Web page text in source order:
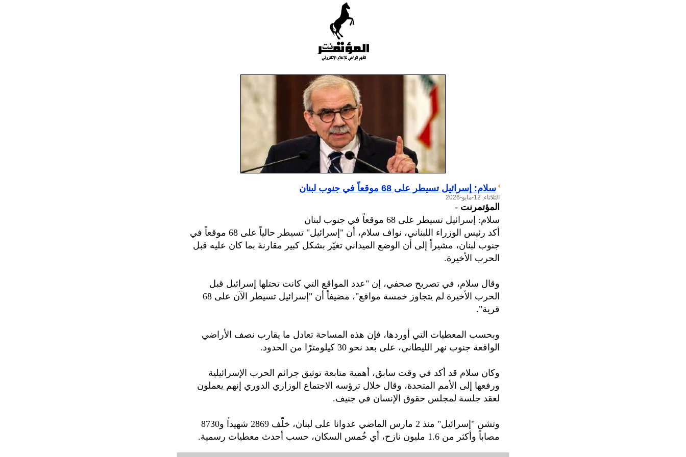
سلام: إسرائيل تسيطر على 68 موقعاً في جنوب لبنان
الثلاثاء, 12-مايو-2026
المؤتمرنت -
سلام: إسرائيل تسيطر على 68 موقعاً في جنوب لبنان
أكد رئيس الوزراء اللبناني، نواف سلام، أن "إسرائيل" تسيطر حالياً على 68 موقعاً في
جنوب لبنان، مشيراً إلى أن الوضع الميداني تغيّر بشكل كبير مقارنة بما كان عليه قبل
الحرب الأخيرة.
وقال سلام، في تصريح صحفي، إن "عدد المواقع التي كانت تحتلها إسرائيل قبل
الحرب الأخيرة لم يتجاوز خمسة مواقع"، مضيفاً أن "إسرائيل تسيطر الآن على 68
قرية".
وبحسب المعطيات التي أوردها، فإن هذه المساحة تعادل ما يقارب نصف الأراضي
الواقعة جنوب نهر الليطاني، على بعد نحو 30 كيلومترًا من الحدود.
وكان سلام قد أكد في وقت سابق، أهمية متابعة توثيق جرائم الحرب الإسرائيلية
ورفعها إلى الأمم المتحدة، وقال خلال ترؤسه الاجتماع الوزاري الدوري إنهم يعملون
لعقد جلسة لمجلس حقوق الإنسان في جنيف.
وتشن "إسرائيل" منذ 2 مارس الماضي عدوانا على لبنان، خلّف 2869 شهيداً و8730
مصاباً وأكثر من 1.6 مليون نازح، أي خُمس السكان، حسب أحدث معطيات رسمية.